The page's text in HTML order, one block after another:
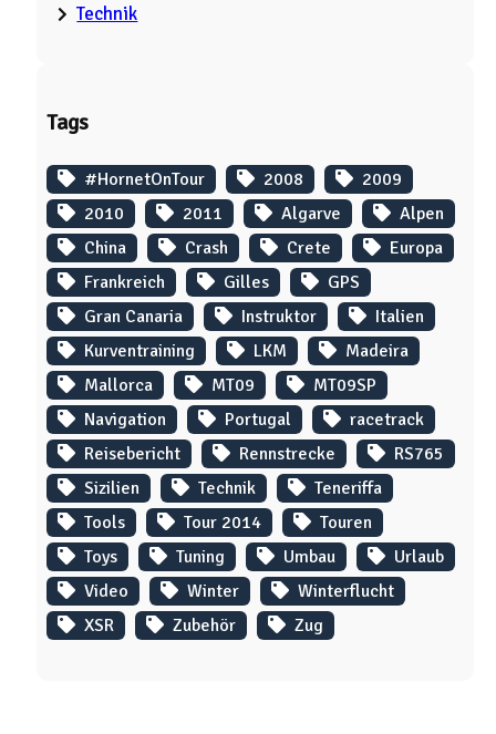
Technik
Tags
#HornetOnTour 2008
2009
2010
2011 Algarve
Alpen
China
Crash Crete
Europa
Frankreich
Gilles
GPS
Gran Canaria
Instruktor
Italien
Kurventraining
LKM
Madeira
Mallorca
MT09
MT09SP
Navigation
Portugal
racetrack
Reisebericht
Rennstrecke
RS765
Sizilien
Technik
Teneriffa
Tools
Tour 2014
Touren
Toys
Tuning Umbau
Urlaub
Video
Winter
Winterflucht
XSR
Zubehör Zug